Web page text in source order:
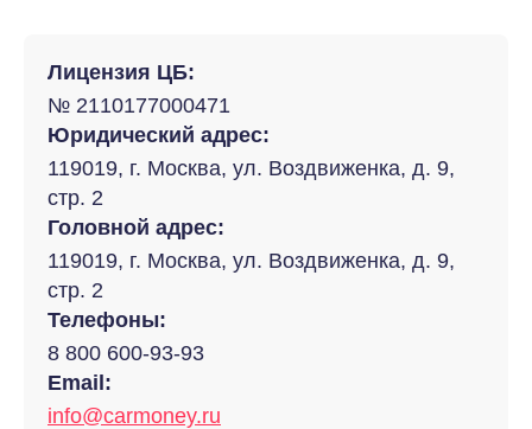
Лицензия ЦБ:
№ 2110177000471
Юридический адрес:
119019, г. Москва, ул. Воздвиженка, д. 9,
стр. 2
Головной адрес:
119019, г. Москва, ул. Воздвиженка, д. 9,
стр. 2
Телефоны:
8 800 600-93-93
Email:
info@carmoney.ru